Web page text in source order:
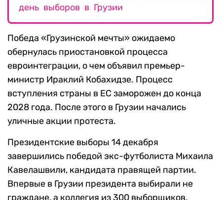
день выборов в Грузии
Победа «Грузинской мечты» ожидаемо
обернулась приостановкой процесса
евроинтеграции, о чем объявил премьер-
министр Ираклий Кобахидзе. Процесс
вступления страны в ЕС заморожен до конца
2028 года. После этого в Грузии начались
уличные акции протеста.
Президентские выборы 14 декабря
завершились победой экс-футболиста Михаила
Кавелашвили, кандидата правящей партии.
Впервые в Грузии президента выбирали не
граждане, а коллегия из 300 выборщиков.